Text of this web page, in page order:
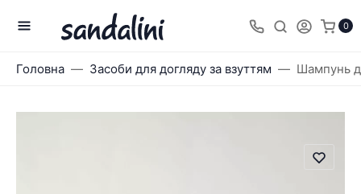
0
Головна Засоби для догляду за взуттям Шампунь